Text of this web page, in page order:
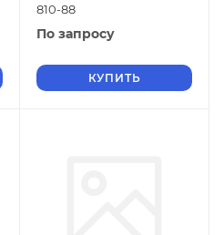
810-88
По запросу
КУПИТЬ